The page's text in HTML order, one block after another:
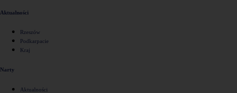
Aktualności
Rzeszów
Podkarpacie
Kraj
Narty
Aktualności